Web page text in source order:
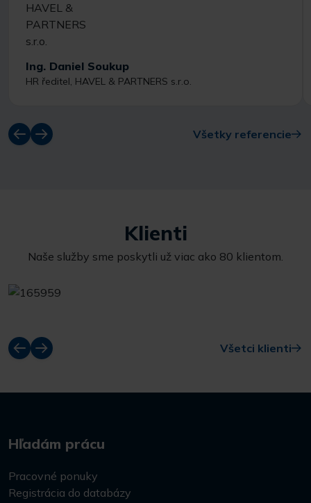
Ing. Daniel Soukup
HR ředitel, HAVEL & PARTNERS s.r.o.
Všetky referencie
Klienti
Naše služby sme poskytli už viac ako 80 klientom.
Všetci klienti
Hľadám prácu
Pracovné ponuky
Registrácia do databázy